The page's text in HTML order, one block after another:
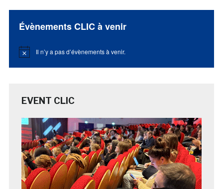
Évènements CLIC à venir
Notice Il n’y a pas d’évènements à venir.
EVENT CLIC